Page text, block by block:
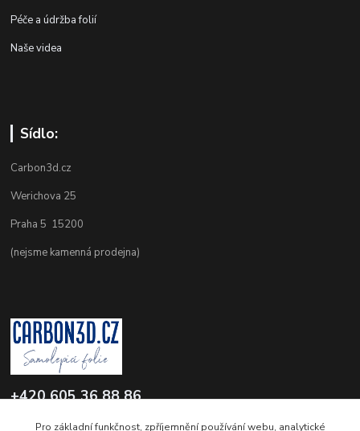
Péče a údržba folií
Naše videa
Sídlo:
Carbon3d.cz
Werichova 25
Praha 5 15200
(nejsme kamenná prodejna)
+420 605 36 88 86
Pro základní funkčnost, zpříjemnění používání webu, analytické